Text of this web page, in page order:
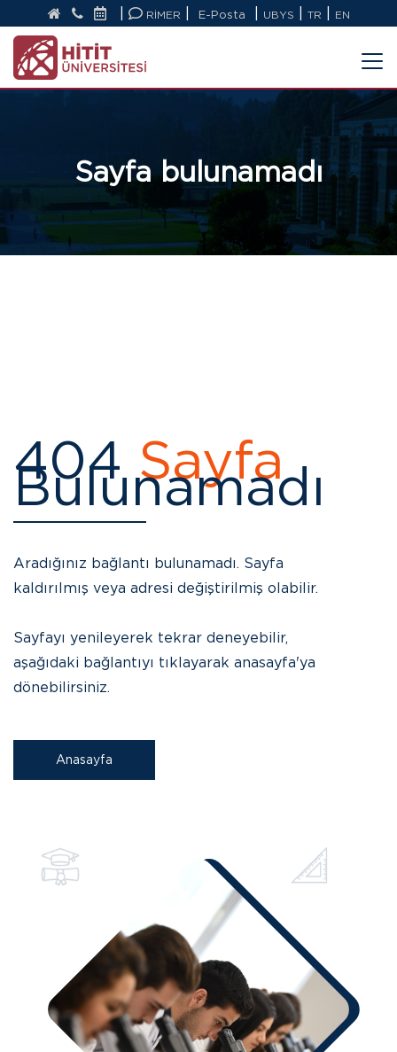
RİMER E-Posta UBYS TR EN
Sayfa bulunamadı
404 Sayfa
Bulunamadı
Aradığınız bağlantı bulunamadı. Sayfa
kaldırılmış veya adresi değiştirilmiş olabilir.
Sayfayı yenileyerek tekrar deneyebilir,
aşağıdaki bağlantıyı tıklayarak anasayfa'ya
dönebilirsiniz.
Anasayfa